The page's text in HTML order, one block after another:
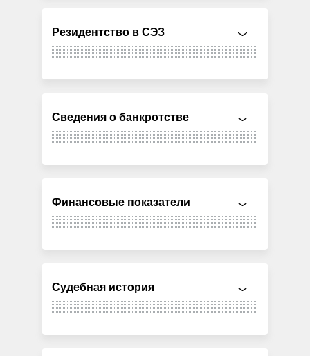
Резидентство в СЭЗ
Сведения о банкротстве
Финансовые показатели
Судебная история